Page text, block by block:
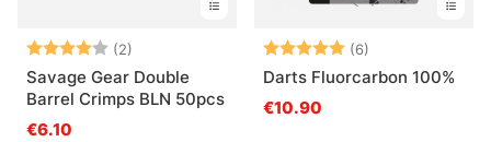
Note: (2)
Savage Gear Double
Barrel Crimps BLN 50pcs
€6.10
Note: (6)
Darts Fluorcarbon 100%
€10.90